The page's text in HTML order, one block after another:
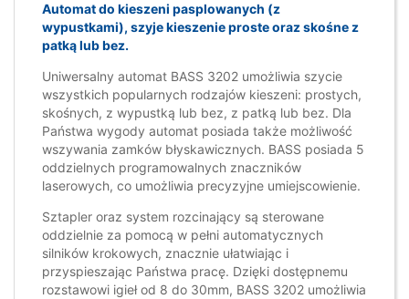
Automat do kieszeni pasplowanych (z
wypustkami), szyje kieszenie proste oraz skośne z
patką lub bez.
Uniwersalny automat BASS 3202 umożliwia szycie
wszystkich popularnych rodzajów kieszeni: prostych,
skośnych, z wypustką lub bez, z patką lub bez. Dla
Państwa wygody automat posiada także możliwość
wszywania zamków błyskawicznych. BASS posiada 5
oddzielnych programowalnych znaczników
laserowych, co umożliwia precyzyjne umiejscowienie.
Sztapler oraz system rozcinający są sterowane
oddzielnie za pomocą w pełni automatycznych
silników krokowych, znacznie ułatwiając i
przyspieszając Państwa pracę. Dzięki dostępnemu
rozstawowi igieł od 8 do 30mm, BASS 3202 umożliwia